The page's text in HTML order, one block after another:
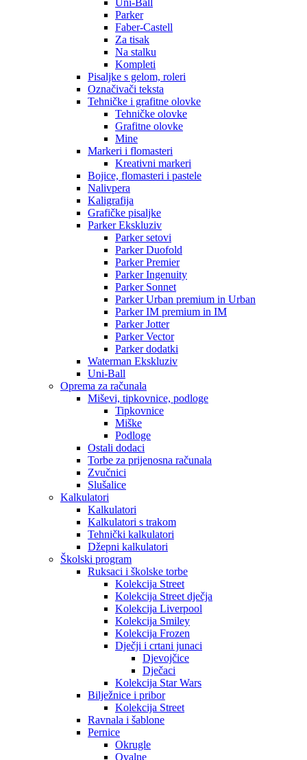
Uni-Ball
Parker
Faber-Castell
Za tisak
Na stalku
Kompleti
Pisaljke s gelom, roleri
Označivači teksta
Tehničke i grafitne olovke
Tehničke olovke
Grafitne olovke
Mine
Markeri i flomasteri
Kreativni markeri
Bojice, flomasteri i pastele
Nalivpera
Kaligrafija
Grafičke pisaljke
Parker Ekskluziv
Parker setovi
Parker Duofold
Parker Premier
Parker Ingenuity
Parker Sonnet
Parker Urban premium in Urban
Parker IM premium in IM
Parker Jotter
Parker Vector
Parker dodatki
Waterman Ekskluziv
Uni-Ball
Oprema za računala
Miševi, tipkovnice, podloge
Tipkovnice
Miške
Podloge
Ostali dodaci
Torbe za prijenosna računala
Zvučnici
Slušalice
Kalkulatori
Kalkulatori
Kalkulatori s trakom
Tehnički kalkulatori
Džepni kalkulatori
Školski program
Ruksaci i školske torbe
Kolekcija Street
Kolekcija Street dječja
Kolekcija Liverpool
Kolekcija Smiley
Kolekcija Frozen
Dječji i crtani junaci
Djevojčice
Dječaci
Kolekcija Star Wars
Bilježnice i pribor
Kolekcija Street
Ravnala i šablone
Pernice
Okrugle
Ovalne